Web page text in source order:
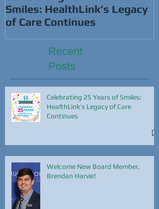
Smiles: HealthLink’s Legacy
of Care Continues
Recent
Posts
Celebrating 25 Years of Smiles:
HealthLink’s Legacy of Care
Continues
Welcome New Board Member,
Brendan Harvie!